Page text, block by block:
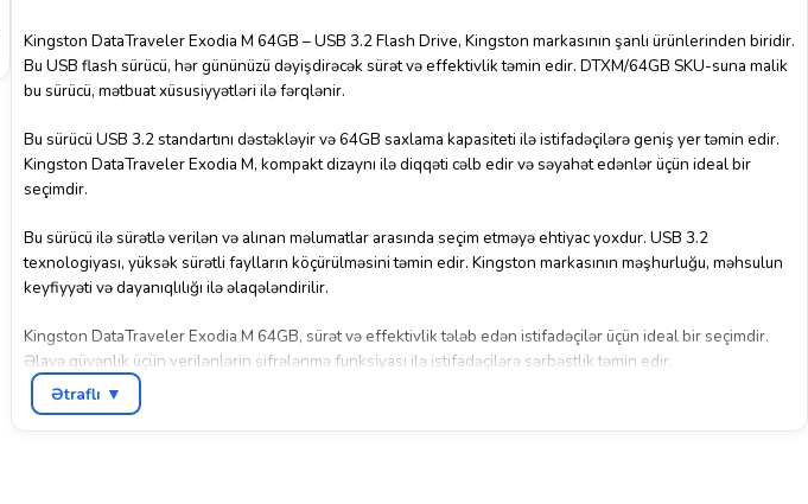
Kingston DataTraveler Exodia M 64GB – USB 3.2 Flash Drive, Kingston markasının şanlı ürünlerinden biridir.
Bu USB flash sürücü, hər gününüzü dəyişdirəcək sürət və effektivlik təmin edir. DTXM/64GB SKU-suna malik
bu sürücü, mətbuat xüsusiyyətləri ilə fərqlənir.
Bu sürücü USB 3.2 standartını dəstəkləyir və 64GB saxlama kapasiteti ilə istifadəçilərə geniş yer təmin edir.
Kingston DataTraveler Exodia M, kompakt dizaynı ilə diqqəti cəlb edir və səyahət edənlər üçün ideal bir
seçimdir.
Bu sürücü ilə sürətlə verilən və alınan məlumatlar arasında seçim etməyə ehtiyac yoxdur. USB 3.2
texnologiyası, yüksək sürətli faylların köçürülməsini təmin edir. Kingston markasının məşhurluğu, məhsulun
keyfiyyəti və dayanıqlılığı ilə əlaqələndirilir.
Kingston DataTraveler Exodia M 64GB, sürət və effektivlik tələb edən istifadəçilər üçün ideal bir seçimdir.
Əlavə güvənlik üçün verilənlərin şifrələnmə funksiyası ilə istifadəçilərə sərbəstlik təmin edir.
Bu sürücü, digərlərindən fərqlənən yüksək keyfiyyət və rahatlıq təmin edir. Kingston DataTraveler Exodia M
Ətraflı ▼